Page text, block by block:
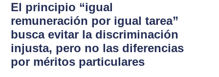
El principio “igual
remuneración por igual tarea”
busca evitar la discriminación
injusta, pero no las diferencias
por méritos particulares